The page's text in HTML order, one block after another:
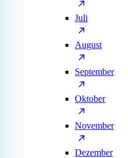
Juli
August
September
Oktober
November
Dezember